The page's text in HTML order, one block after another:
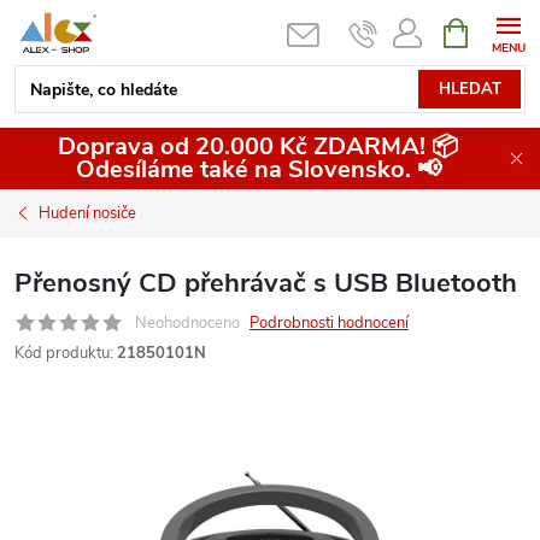
obsah
HLEDAT
NÁKUPNÍ
KOŠÍK
Doprava od 20.000 Kč ZDARMA! 📦
Odesíláme také na Slovensko. 📢
Hudení nosiče
Přenosný CD přehrávač s USB Bluetooth
Neohodnoceno Podrobnosti hodnocení
Kód produktu: 21850101N